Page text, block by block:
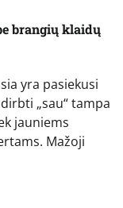
brangių klaidų
yra pasiekusi
„sau“ tampa
jauniems
Mažoji